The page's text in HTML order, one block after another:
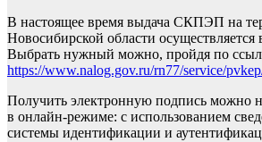
В настоящее время выдача СКПЭП на
Новосибирской области осуществляется
Выбрать нужный можно, пройдя по
https://www.nalog.gov.ru/rn77/service/
Получить электронную подпись можно
в онлайн-режиме: с использованием
системы идентификации и